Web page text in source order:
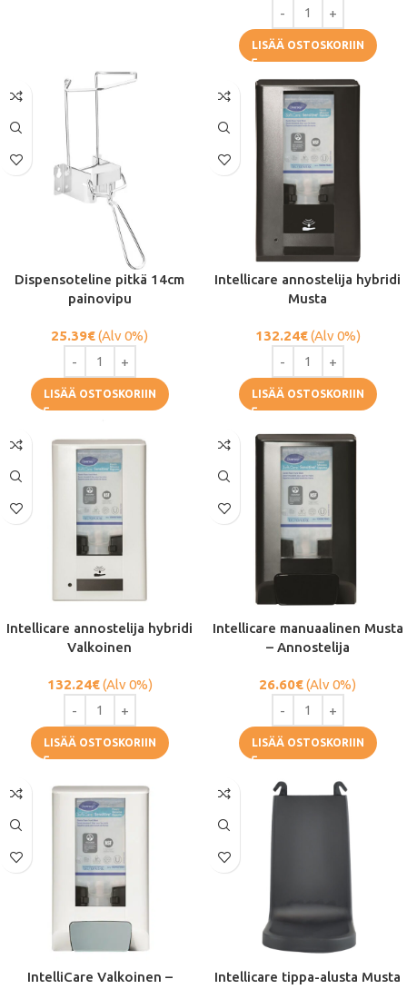
LISÄÄ OSTOSKORIIN
Dispensoteline pitkä 14cm
painovipu
25.39€(Alv 0%)
LISÄÄ OSTOSKORIIN
Intellicare annostelija hybridi
Musta
132.24€(Alv 0%)
LISÄÄ OSTOSKORIIN
Intellicare annostelija hybridi
Valkoinen
132.24€(Alv 0%)
LISÄÄ OSTOSKORIIN
Intellicare manuaalinen Musta
– Annostelija
26.60€(Alv 0%)
LISÄÄ OSTOSKORIIN
IntelliCare Valkoinen –
Intellicare tippa-alusta Musta